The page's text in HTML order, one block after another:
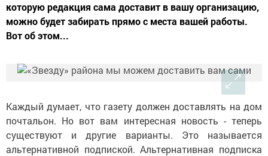
которую редакция сама доставит в вашу организацию,
можно будет забирать прямо с места вашей работы.
Вот об этом...
Каждый думает, что газету должен доставлять на дом
почтальон. Но вот вам интересная новость - теперь
существуют и другие варианты. Это называется
альтернативной подпиской. Альтернативная подписка